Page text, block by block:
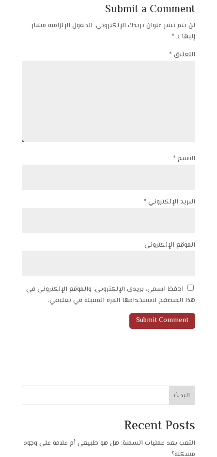
Submit a Comment
لن يتم نشر عنوان بريدك الإلكتروني. الحقول الإلزامية مشار
إليها بـ*
التعليق *
الاسم *
البريد الإلكتروني *
الموقع الإلكتروني
احفظ اسمي، بريدي الإلكتروني، والموقع الإلكتروني في
هذا المتصفح لاستخدامها المرة المقبلة في تعليقي.
البحث
Recent Posts
التعب بعد عمليات السمنة: هل هو طبيعي أم علامة على وجود
مشكلة؟